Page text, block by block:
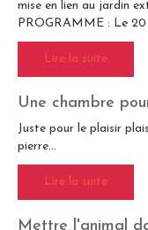
mise en lien au jardin
PROGRAMME : Le 20
Lire la suite
Une chambre
Juste pour le plaisir
pierre...
Lire la suite
Mettre l'animal